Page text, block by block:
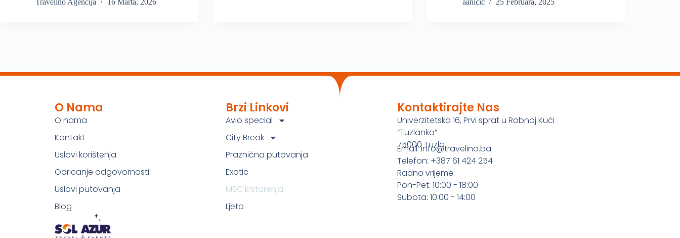
O Nama
O nama
Kontakt
Uslovi korištenja
Odricanje odgovornosti
Uslovi putovanja
Blog
Brzi Linkovi
Avio special
City Break
Praznična putovanja
Exotic
MSC krstarenja
Ljeto
Kontaktirajte Nas
Univerzitetska 16, Prvi sprat u Robnoj Kući
“Tuzlanka”
75000 Tuzla
Email: info@travelino.ba
Telefon: +387 61 424 254
Radno vrijeme:
Pon-Pet: 10:00 - 18:00
Subota: 10:00 - 14:00